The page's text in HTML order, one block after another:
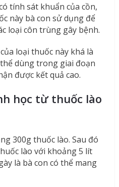
tính sát khuẩn của cồn,
này bà con sử dụng để
loại côn trùng gây bệnh.
loại thuốc này khá là
dùng trong giai đoạn
được kết quả cao.
học từ thuốc lào
300g thuốc lào. Sau đó
lào với khoảng 5 lít
là bà con có thể mang